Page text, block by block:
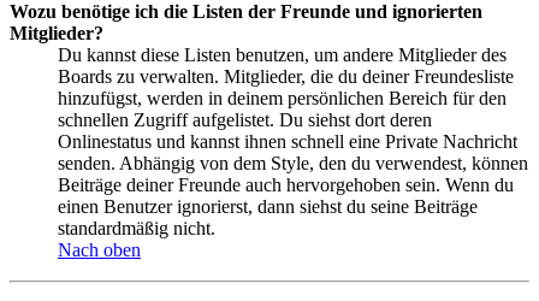
Wozu benötige ich die Listen der Freunde und ignorierten
Mitglieder?
Du kannst diese Listen benutzen, um andere Mitglieder des
Boards zu verwalten. Mitglieder, die du deiner Freundesliste
hinzufügst, werden in deinem persönlichen Bereich für den
schnellen Zugriff aufgelistet. Du siehst dort deren
Onlinestatus und kannst ihnen schnell eine Private Nachricht
senden. Abhängig von dem Style, den du verwendest, können
Beiträge deiner Freunde auch hervorgehoben sein. Wenn du
einen Benutzer ignorierst, dann siehst du seine Beiträge
standardmäßig nicht.
Nach oben